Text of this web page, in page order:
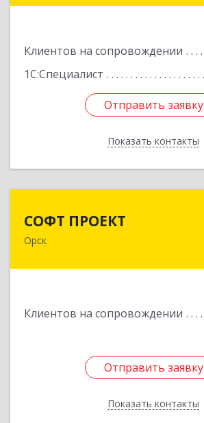
Клиентов на сопровождении
1С:Специалист
Отправить заявку
Показать контакты
Отправить заявку
Назад
СОФТ ПРОЕКТ
Орск
Клиентов на сопровождении
Отправить заявку
Показать контакты
Отправить заявку
Назад